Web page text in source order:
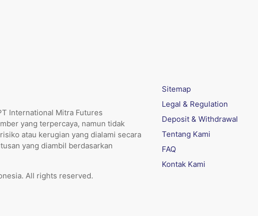
International Mitra Futures
yang terpercaya, namun tidak
atau kerugian yang dialami secara
yang diambil berdasarkan
All rights reserved.
Sitemap
Legal & Regulation
Deposit & Withdrawal
Tentang Kami
FAQ
Kontak Kami